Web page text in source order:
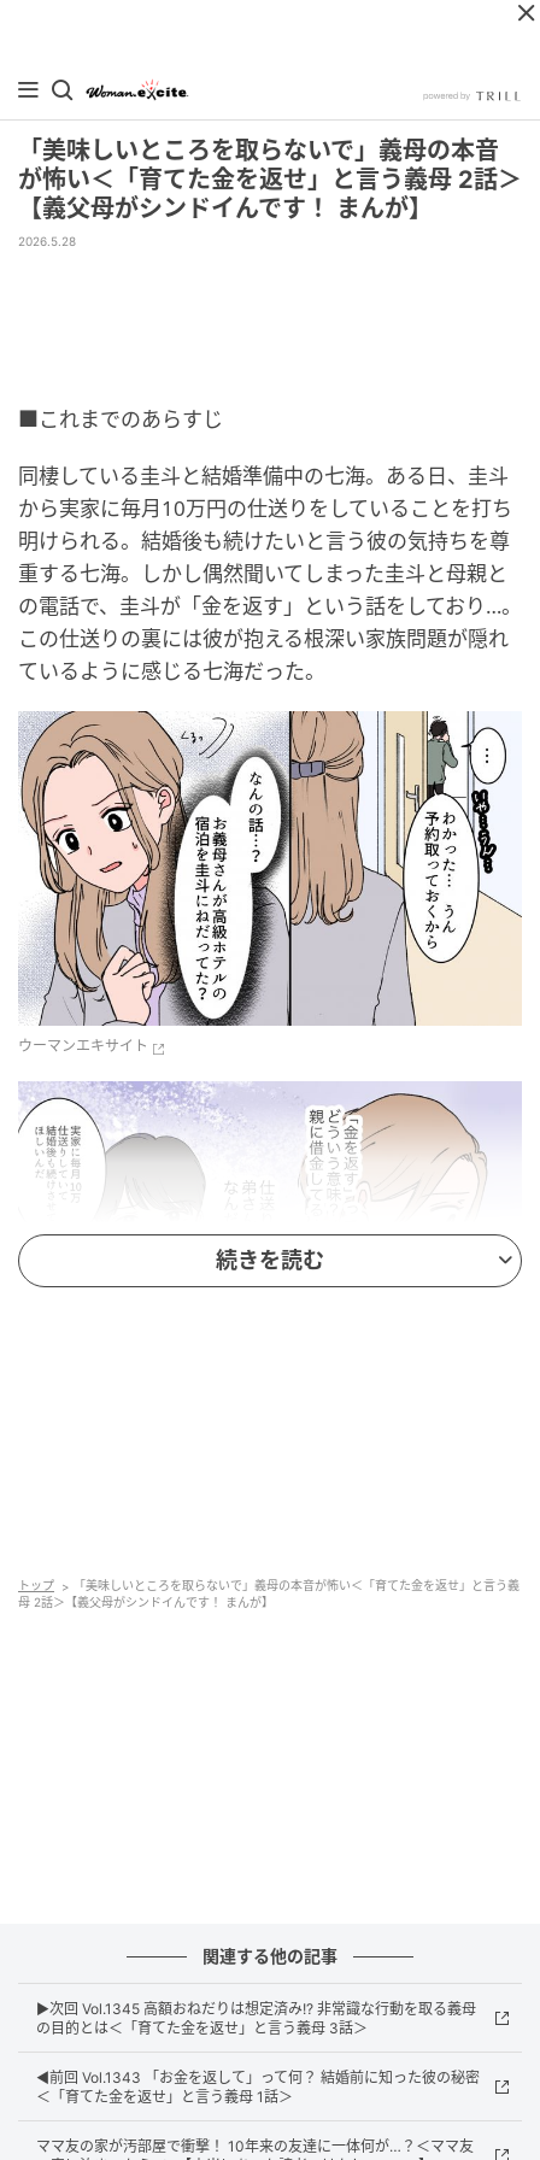
「美味しいところを取らないで」義母の本音
が怖い＜「育てた金を返せ」と言う義母 2話＞
【義父母がシンドイんです！ まんが】
2026.5.28
■これまでのあらすじ
同棲している圭斗と結婚準備中の七海。ある日、圭斗
から実家に毎月10万円の仕送りをしていることを打ち
明けられる。結婚後も続けたいと言う彼の気持ちを尊
重する七海。しかし偶然聞いてしまった圭斗と母親と
の電話で、圭斗が「金を返す」という話をしており…。
この仕送りの裏には彼が抱える根深い家族問題が隠れ
ているように感じる七海だった。
ウーマンエキサイト
続きを読む
トップ
「美味しいところを取らないで」義母の本音が怖い＜「育てた金を返せ」と言う義
母 2話＞【義父母がシンドイんです！ まんが】
関連する他の記事
▶︎次回 Vol.1345 高額おねだりは想定済み!? 非常識な行動を取る義母
の目的とは＜「育てた金を返せ」と言う義母 3話＞
◀︎前回 Vol.1343 「お金を返して」って何？ 結婚前に知った彼の秘密
＜「育てた金を返せ」と言う義母 1話＞
ママ友の家が汚部屋で衝撃！ 10年来の友達に一体何が…？＜ママ友